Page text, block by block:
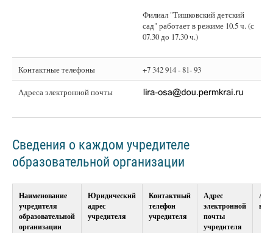
Филиал "Тишковский детский
сад" работает в режиме 10.5 ч. (с
07.30 до 17.30 ч.)
Контактные телефоны +7 342 914 - 81- 93
Адреса электронной почты
Сведения о каждом учредителе
образовательной организации
Наименование
учредителя
образовательной
организации
Юридический
адрес
учредителя
Контактный
телефон
учредителя
Адрес
электронной
почты
учредителя
в